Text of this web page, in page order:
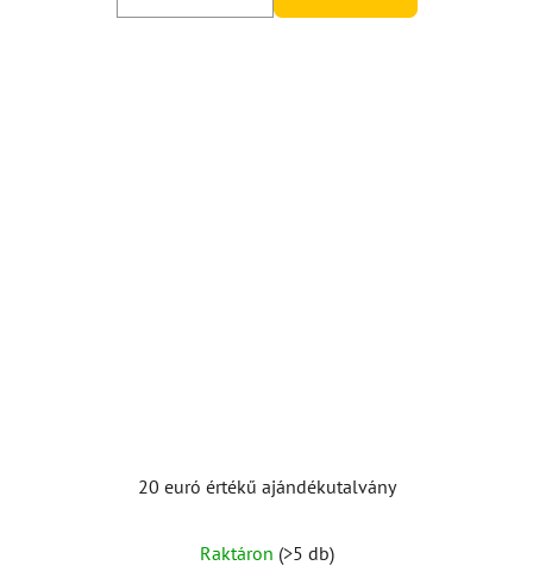
20 euró értékű ajándékutalvány
Raktáron (>5 db)